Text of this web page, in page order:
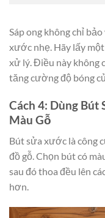
Sáp ong không chỉ
xước nhẹ. Hãy lấy
xử lý. Điều này không
tăng cường độ bóng
Cách 4: Dùng
Màu Gỗ
Bút sửa xước là công
đồ gỗ. Chọn bút có
sau đó thoa đều lên
hơn.